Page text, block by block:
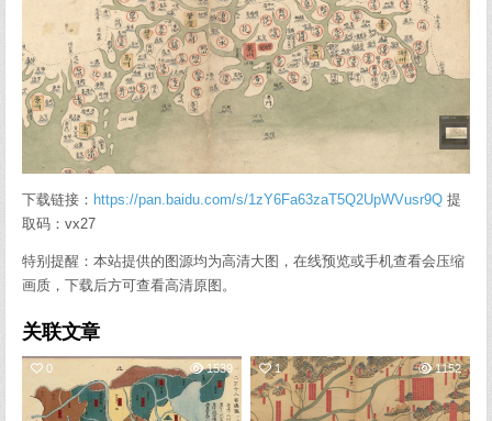
下载链接： https://pan.baidu.com/s/1zY6Fa63zaT5Q2UpWVusr9Q 提
取码：vx27
特别提醒：本站提供的图源均为高清大图，在线预览或手机查看会压缩
画质，下载后方可查看高清原图。
关联文章
0 1539 1 1152